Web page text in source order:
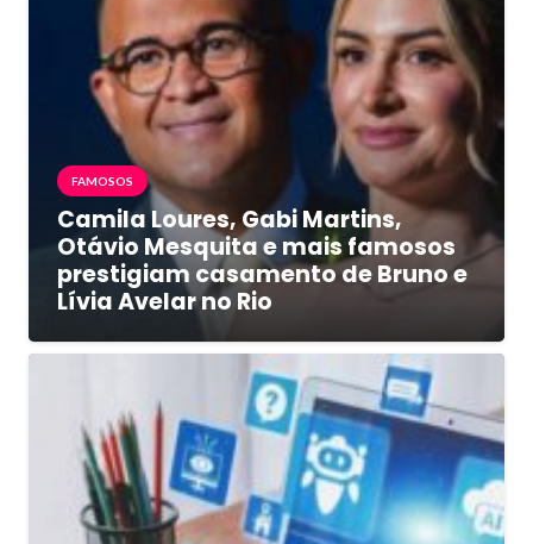
FAMOSOS
Camila Loures, Gabi Martins,
Otávio Mesquita e mais famosos
prestigiam casamento de Bruno e
Lívia Avelar no Rio